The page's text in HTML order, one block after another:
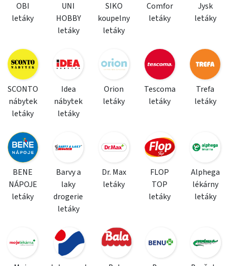
OBI
letáky
UNI
HOBBY
letáky
SIKO
koupelny
letáky
Comfor
letáky
Jysk
letáky
SCONTO
nábytek
letáky
Idea
nábytek
letáky
Orion
letáky
Tescoma
letáky
Trefa
letáky
BENE
NÁPOJE
letáky
Barvy a
laky
drogerie
letáky
Dr. Max
letáky
FLOP
TOP
letáky
Alphega
lékárny
letáky